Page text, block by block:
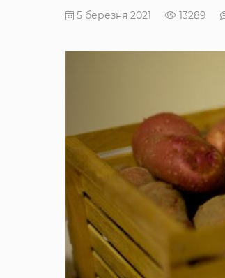
5 березня 2021 13289